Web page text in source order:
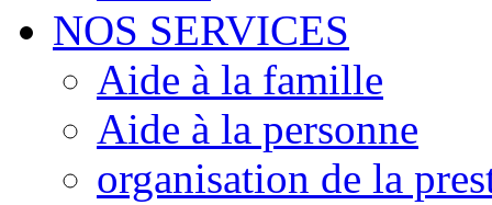
NOS SERVICES
Aide à la famille
Aide à la personne
organisation de la